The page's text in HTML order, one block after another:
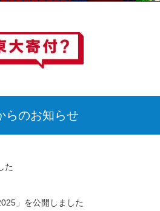
らのお知らせ
た
」を公開しました